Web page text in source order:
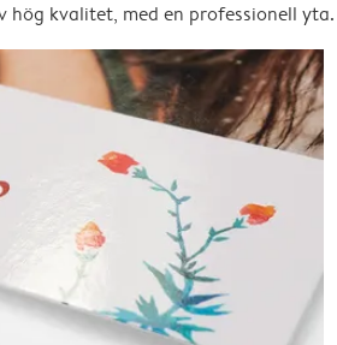
hög kvalitet, med en professionell yta.